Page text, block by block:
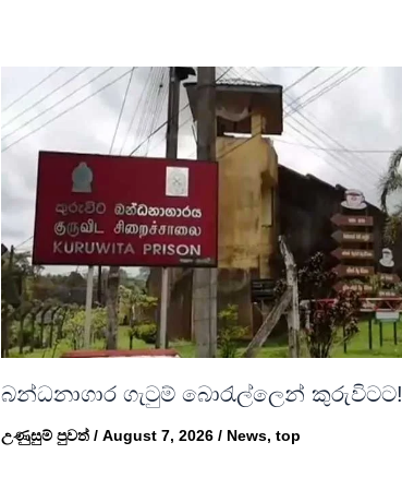
බන්ධනාගාර ගැටුම් බොරැල්ලෙන් කුරුවිටට!
උණුසුම් පුවත් /August 7, 2026/ News,top